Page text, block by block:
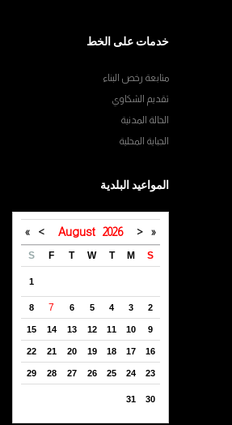
خدمات على الخط
متابعة رخص البناء
تقديم الشكاوي
الحالة المدنية
الجباية المحلية
المواعيد البلدية
«
<
August 2026
>
»
S
M
T
W
T
F
S
1
2
3
4
5
6
7
8
9
10
11
12
13
14
15
16
17
18
19
20
21
22
23
24
25
26
27
28
29
30
31